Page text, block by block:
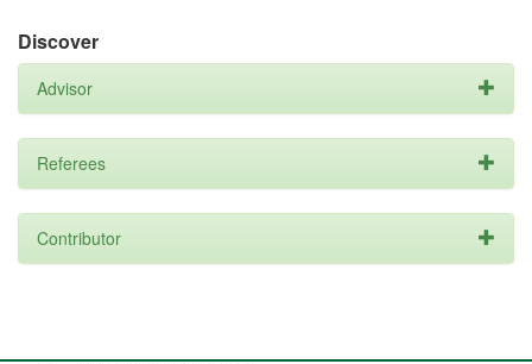
Discover
Advisor
Referees
Contributor